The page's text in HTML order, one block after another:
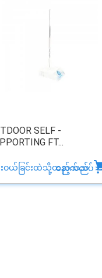
SELF -
FT...
းဝယ်ခြင်းထဲသို့ထည့်သည်
နောက်ထပ်